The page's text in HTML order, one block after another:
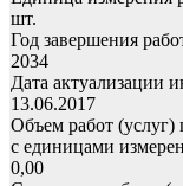
шт.
Год завершения
2034
Дата актуализации
13.06.2017
Объем работ (услуг)
с единицами
0,00